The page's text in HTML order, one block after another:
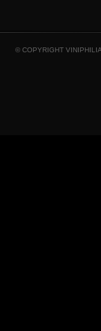
© COPYRIGHT